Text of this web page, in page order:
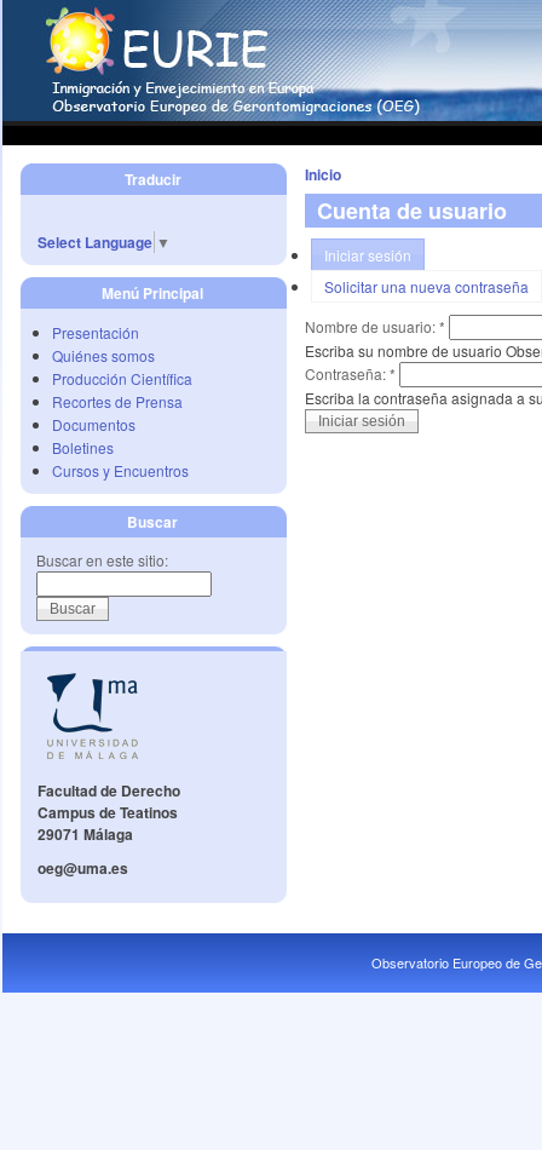
Traducir
Select Language ▼
Menú Principal
Presentación
Quiénes somos
Producción Científica
Recortes de Prensa
Documentos
Boletines
Cursos y Encuentros
Buscar
Buscar en este sitio:
Facultad de Derecho
Campus de Teatinos
29071 Málaga
oeg@uma.es
Inicio
Cuenta de usuario
Iniciar sesión
Solicitar una nueva contraseña
Nombre de usuario:*
Escriba su nombre de usuario
Contraseña:*
Escriba la contraseña asignada a
Observatorio Europeo de